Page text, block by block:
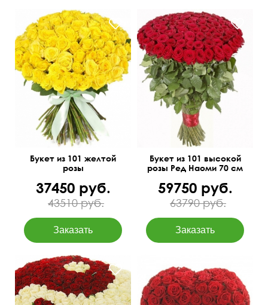
Эквадор
Букет из 101 желтой
розы
37450 руб.
43510 руб.
Атласная лента
Букет из 101 высокой
розы Ред Наоми 70 см
59750 руб.
63790 руб.